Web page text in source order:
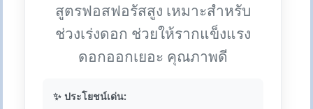
สูตรฟอสฟอรัสสูง เหมาะสำหรับ
ช่วงเร่งดอก ช่วยให้รากแข็งแรง
ดอกออกเยอะ คุณภาพดี
✨ ประโยชน์เด่น: